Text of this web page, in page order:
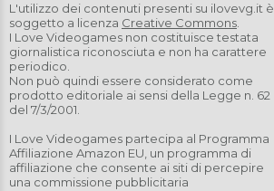
L'utilizzo dei contenuti presenti su ilovevg.it è
soggetto a licenza Creative Commons
I Love Videogames non costituisce testata
giornalistica riconosciuta e non ha carattere
periodico.
Non può quindi essere considerato come
prodotto editoriale ai sensi della Legge n. 62
del 7/3/2001.
I Love Videogames partecipa al Programma
Affiliazione Amazon EU, un programma di
affiliazione che consente ai siti di percepire
una commissione pubblicitaria